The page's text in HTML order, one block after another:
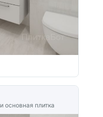
основная плитка